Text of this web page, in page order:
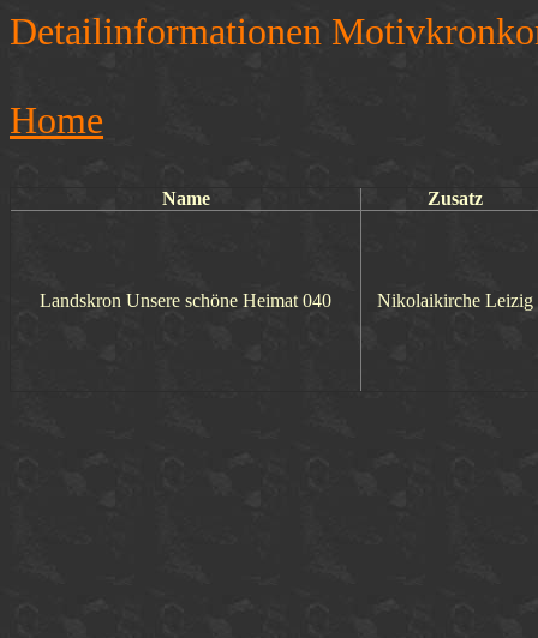
Detailinformationen
Home
Name Zusatz
Landskron Unsere schöne Heimat 040 Nikolaikirche Leizig